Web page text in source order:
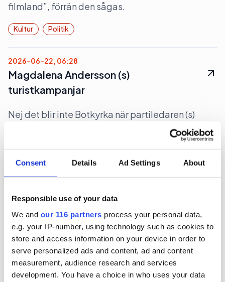
Consent Details Ad Settings About
Responsible use of your data
We and our 116 partners process your personal data,
e.g. your IP-number, using technology such as cookies to
store and access information on your device in order to
serve personalized ads and content, ad and content
measurement, audience research and services
development. You have a choice in who uses your data
filmland”, förrän den sågas.
Kultur Politik
2026-06-22, 06:28
Magdalena Andersson (s)
turistkampanjar
Nej det blir inte Botkyrka när partiledaren (s)
Magdalena Andersson ger sig ut på en två dagars
valturné i Sverige. Dock blir det flera klassiska
Politik Val 2026
2026-06-16, 07:48
Gruvbolag och branschorganisation
halvjublar över skrotat uran-veto
Gruvindustrins branschorganisation pratar om
”ett steg framåt och två bakåt” när det gäller